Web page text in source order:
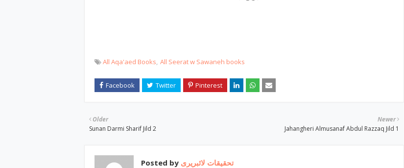
All Aqa'aed Books All Seerat w Sawaneh books
Newer
Jahangheri Almusanaf Abdul Razzaq Jild 1
Older
Sunan Darmi Sharif Jild 2
Posted by تحقیقات لائبریری